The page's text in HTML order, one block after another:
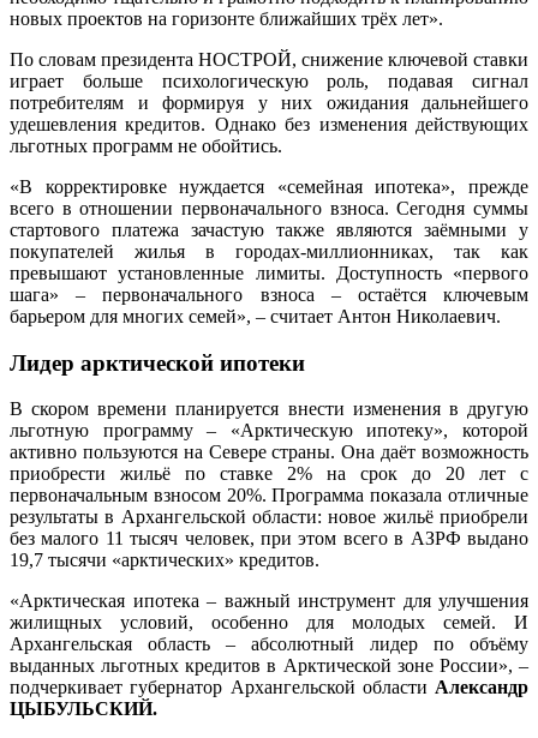
новых проектов на горизонте ближайших трёх лет».
По словам президента НОСТРОЙ, снижение ключевой ставки
играет больше психологическую роль, подавая сигнал
потребителям и формируя у них ожидания дальнейшего
удешевления кредитов. Однако без изменения действующих
льготных программ не обойтись.
«В корректировке нуждается «семейная ипотека», прежде
всего в отношении первоначального взноса. Сегодня суммы
стартового платежа зачастую также являются заёмными у
покупателей жилья в городах-миллионниках, так как
превышают установленные лимиты. Доступность «первого
шага» – первоначального взноса – остаётся ключевым
барьером для многих семей», – считает Антон Николаевич.
Лидер арктической ипотеки
В скором времени планируется внести изменения в другую
льготную программу – «Арктическую ипотеку», которой
активно пользуются на Севере страны. Она даёт возможность
приобрести жильё по ставке 2% на срок до 20 лет с
первоначальным взносом 20%. Программа показала отличные
результаты в Архангельской области: новое жильё приобрели
без малого 11 тысяч человек, при этом всего в АЗРФ выдано
19,7 тысячи «арктических» кредитов.
«Арктическая ипотека – важный инструмент для улучшения
жилищных условий, особенно для молодых семей. И
Архангельская область – абсолютный лидер по объёму
выданных льготных кредитов в Арктической зоне России», –
подчеркивает губернатор Архангельской области Александр
ЦЫБУЛЬСКИЙ.